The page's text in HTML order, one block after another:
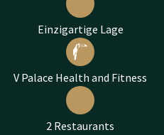
Einzigartige Lage
V Palace Health and Fitness
2 Restaurants